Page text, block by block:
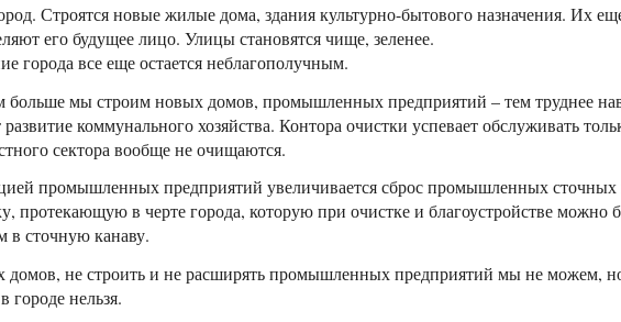
Строятся новые жилые дома, здания культурно-бытового назначения. Их
его будущее лицо. Улицы становятся чище, зеленее.
города все еще остается неблагополучным.
больше мы строим новых домов, промышленных предприятий – тем труднее
коммунального хозяйства. Контора очистки успевает обслуживать
сектора вообще не очищаются.
промышленных предприятий увеличивается сброс промышленных сточных
протекающую в черте города, которую при очистке и благоустройстве можно
в сточную канаву.
не строить и не расширять промышленных предприятий мы не можем,
нельзя.